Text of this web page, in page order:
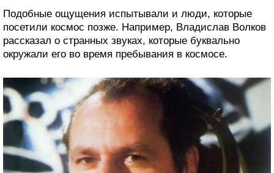
Подобные ощущения испытывали и люди, которые
посетили космос позже. Например, Владислав Волков
рассказал о странных звуках, которые буквально
окружали его во время пребывания в космосе.